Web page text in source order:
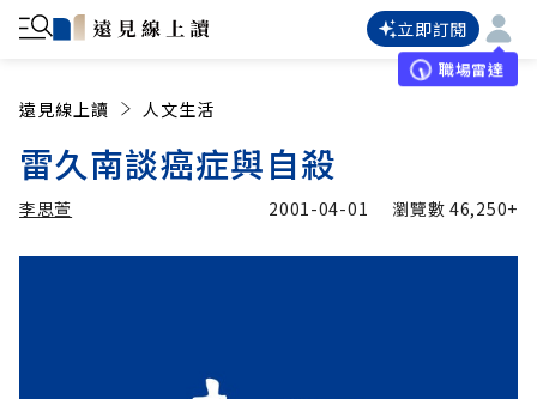
立即訂閱
職場雷達
遠見線上讀 人文生活
雷久南談癌症與自殺
李思萱 2001-04-01 瀏覽數46,250+